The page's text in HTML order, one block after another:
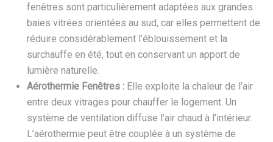
fenêtres sont particulièrement adaptées aux grandes
baies vitrées orientées au sud, car elles permettent de
réduire considérablement l’éblouissement et la
surchauffe en été, tout en conservant un apport de
lumière naturelle.
Aérothermie Fenêtres : Elle exploite la chaleur de l’air
entre deux vitrages pour chauffer le logement. Un
système de ventilation diffuse l’air chaud à l’intérieur.
L’aérothermie peut être couplée à un système de